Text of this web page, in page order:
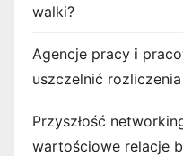
walki?
Agencje pracy i
uszczelnić
Przyszłość
wartościowe relacje